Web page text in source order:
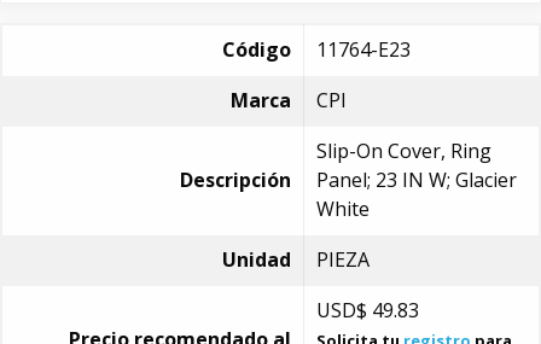
Código
11764-E23
Marca
CPI
Descripción
Slip-On Cover, Ring
Panel; 23 IN W; Glacier
White
Unidad
PIEZA
USD$ 49.83